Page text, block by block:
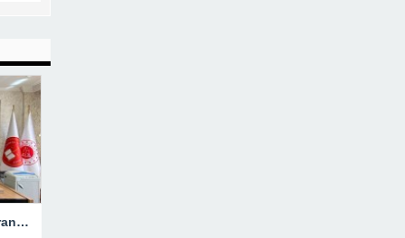
Hakkari’ye Atanan Başsavcı Turan Görevine Başladı